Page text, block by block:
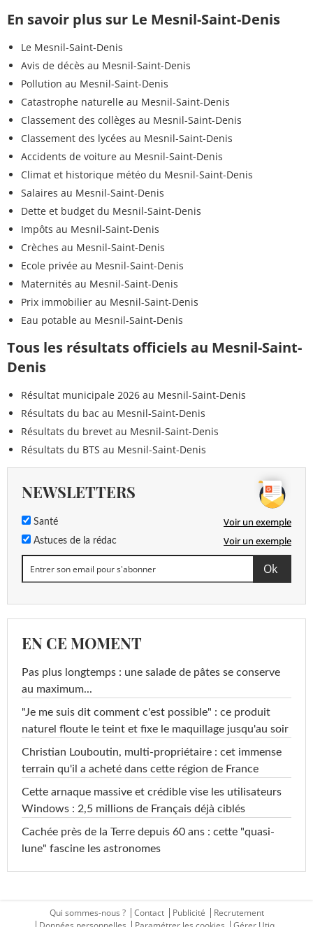
En savoir plus sur Le Mesnil-Saint-Denis
Le Mesnil-Saint-Denis
Avis de décès au Mesnil-Saint-Denis
Pollution au Mesnil-Saint-Denis
Catastrophe naturelle au Mesnil-Saint-Denis
Classement des collèges au Mesnil-Saint-Denis
Classement des lycées au Mesnil-Saint-Denis
Accidents de voiture au Mesnil-Saint-Denis
Climat et historique météo du Mesnil-Saint-Denis
Salaires au Mesnil-Saint-Denis
Dette et budget du Mesnil-Saint-Denis
Impôts au Mesnil-Saint-Denis
Crèches au Mesnil-Saint-Denis
Ecole privée au Mesnil-Saint-Denis
Maternités au Mesnil-Saint-Denis
Prix immobilier au Mesnil-Saint-Denis
Eau potable au Mesnil-Saint-Denis
Tous les résultats officiels au Mesnil-Saint-
Denis
Résultat municipale 2026 au Mesnil-Saint-Denis
Résultats du bac au Mesnil-Saint-Denis
Résultats du brevet au Mesnil-Saint-Denis
Résultats du BTS au Mesnil-Saint-Denis
NEWSLETTERS
Santé Voir un exemple
Astuces de la rédac Voir un exemple
EN CE MOMENT
Pas plus longtemps : une salade de pâtes se conserve
au maximum...
"Je me suis dit comment c'est possible" : ce produit
naturel floute le teint et fixe le maquillage jusqu'au soir
Christian Louboutin, multi-propriétaire : cet immense
terrain qu'il a acheté dans cette région de France
Cette arnaque massive et crédible vise les utilisateurs
Windows : 2,5 millions de Français déjà ciblés
Cachée près de la Terre depuis 60 ans : cette "quasi-
lune" fascine les astronomes
Qui sommes-nous ? Contact Publicité
Recrutement